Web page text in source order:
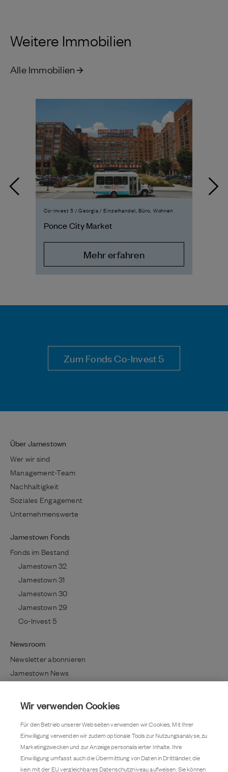
Weitere Immobilien
Alle Immobilien
Co-Invest 5 / Georgia / Einzelhandel, Büro, Wohnen
Ponce City Market
Mehr erfahren
Zum Fonds Co-Invest 5
Über Jamestown
Wer wir sind
Management-Team
Nachhaltigkeit
Soziales Engagement
Unternehmenswerte
Jamestown Fonds
Fonds im Bestand
Jamestown 32
Jamestown 31
Jamestown 30
Jamestown 29
Co-Invest 5
Newsroom
Newsletter abonnieren
Jamestown News
Lifestyle / Kultur
Immobilientrends
Kundenmagazin
Pressemitteilung
Kontakt
Wir verwenden Cookies
Für den Betrieb unserer Webseiten verwenden wir Cookies. Mit Ihrer
Einwilligung verwenden wir zudem optionale Tools zur Nutzungsanalyse, zu
Marketingzwecken und zur Anzeige personalisierter Inhalte. Ihre
Einwilligung umfasst auch die Übermittlung von Daten in Drittländer, die
kein mit der EU vergleichbares Datenschutzniveau aufweisen. Sie können